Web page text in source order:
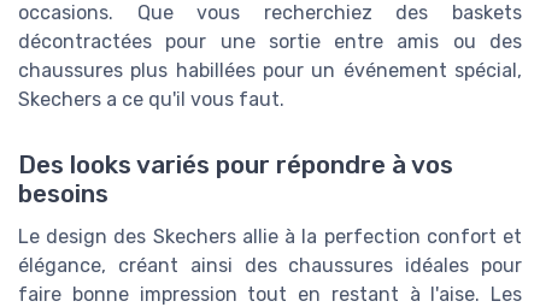
occasions. Que vous recherchiez des baskets
décontractées pour une sortie entre amis ou des
chaussures plus habillées pour un événement spécial,
Skechers a ce qu'il vous faut.
Des looks variés pour répondre à vos
besoins
Le design des Skechers allie à la perfection confort et
élégance, créant ainsi des chaussures idéales pour
faire bonne impression tout en restant à l'aise. Les